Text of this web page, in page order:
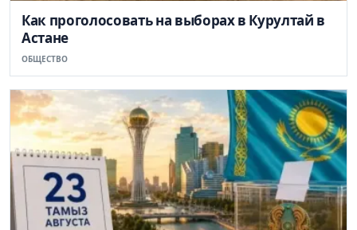
Как проголосовать на выборах в Курултай в
Астане
ОБЩЕСТВО